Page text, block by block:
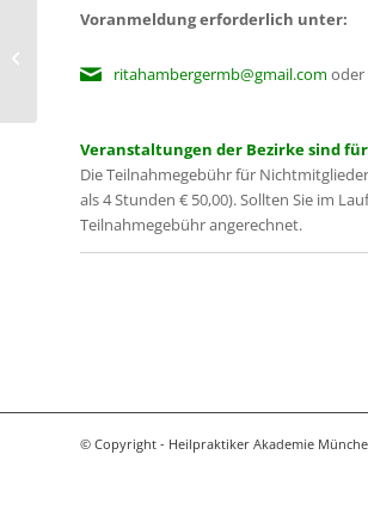
Voranmeldung erforderlich unter:
ritahambergermb@gmail.com oder
Veranstaltungen der Bezirke sind
Die Teilnahmegebühr für
als 4 Stunden € 50,00). Sollten Sie im
Teilnahmegebühr angerechnet.
© Copyright - Heilpraktiker Akademie